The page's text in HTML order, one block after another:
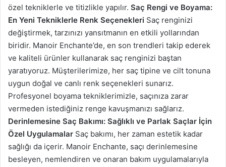
özel tekniklerle ve titizlikle yapılır. Saç Rengi ve Boyama:
En Yeni Tekniklerle Renk Seçenekleri Saç renginizi
değiştirmek, tarzınızı yansıtmanın en etkili yollarından
biridir. Manoir Enchante’de, en son trendleri takip ederek
ve kaliteli ürünler kullanarak saç renginizi baştan
yaratıyoruz. Müşterilerimize, her saç tipine ve cilt tonuna
uygun doğal ve canlı renk seçenekleri sunarız.
Profesyonel boyama tekniklerimizle, saçınıza zarar
vermeden istediğiniz renge kavuşmanızı sağlarız.
Derinlemesine Saç Bakımı: Sağlıklı ve Parlak Saçlar İçin
Özel Uygulamalar Saç bakımı, her zaman estetik kadar
sağlığı da içerir. Manoir Enchante, saçı derinlemesine
besleyen, nemlendiren ve onaran bakım uygulamalarıyla